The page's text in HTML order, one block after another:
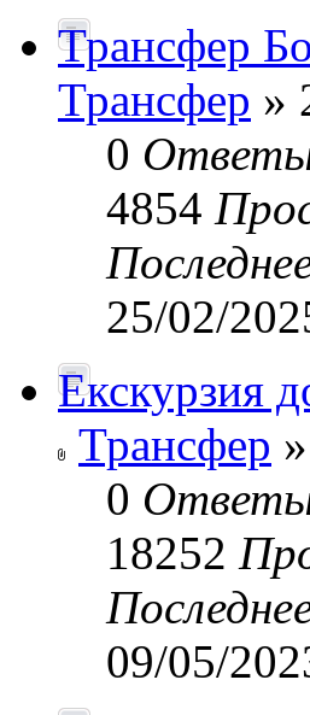
Трансфер
Трансфер »
0
4854
25/02/
Екскурзия
Трансфер
0
18252
09/05/